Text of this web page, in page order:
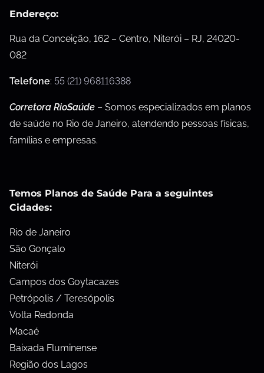
Endereço:
Rua da Conceição, 162 – Centro, Niterói – RJ, 24020-
082
Telefone: 55 (21) 968116388
Corretora RioSaúde – Somos especializados em planos
de saúde no Rio de Janeiro, atendendo pessoas físicas,
famílias e empresas.
Temos Planos de Saúde Para a seguintes
Cidades:
Rio de Janeiro
São Gonçalo
Niterói
Campos dos Goytacazes
Petrópolis / Teresópolis
Volta Redonda
Macaé
Baixada Fluminense
Região dos Lagos